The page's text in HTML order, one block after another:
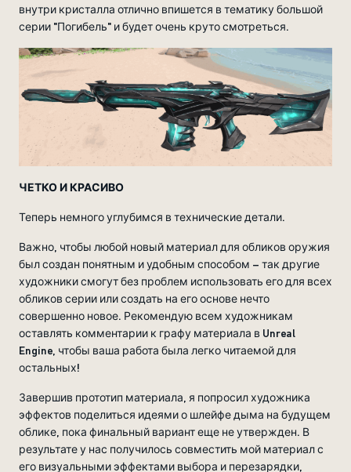
внутри кристалла отлично впишется в тематику большой
серии "Погибель" и будет очень круто смотреться.
ЧЕТКО И КРАСИВО
Теперь немного углубимся в технические детали.
Важно, чтобы любой новый материал для обликов оружия
был создан понятным и удобным способом – так другие
художники смогут без проблем использовать его для всех
обликов серии или создать на его основе нечто
совершенно новое. Рекомендую всем художникам
оставлять комментарии к графу материала в Unreal
Engine, чтобы ваша работа была легко читаемой для
остальных!
Завершив прототип материала, я попросил художника
эффектов поделиться идеями о шлейфе дыма на будущем
облике, пока финальный вариант еще не утвержден. В
результате у нас получилось совместить мой материал с
его визуальными эффектами выбора и перезарядки,